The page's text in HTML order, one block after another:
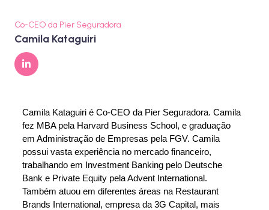
Co-CEO da Pier Seguradora
Camila Kataguiri
Camila Kataguiri é Co-CEO da Pier Seguradora. Camila
fez MBA pela Harvard Business School, e graduação
em Administração de Empresas pela FGV. Camila
possui vasta experiência no mercado financeiro,
trabalhando em Investment Banking pelo Deutsche
Bank e Private Equity pela Advent International.
Também atuou em diferentes áreas na Restaurant
Brands International, empresa da 3G Capital, mais